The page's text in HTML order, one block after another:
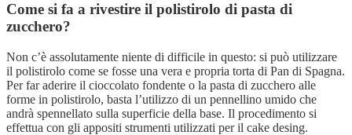
Come si fa a rivestire il polistirolo di pasta di
zucchero?
Non c’è assolutamente niente di difficile in questo: si può utilizzare
il polistirolo come se fosse una vera e propria torta di Pan di Spagna.
Per far aderire il cioccolato fondente o la pasta di zucchero alle
forme in polistirolo, basta l’utilizzo di un pennellino umido che
andrà spennellato sulla superficie della base. Il procedimento si
effettua con gli appositi strumenti utilizzati per il cake desing.